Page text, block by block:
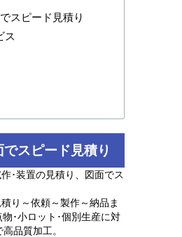
スピード見積り
ス
スピード見積り
･装置の見積り、図面でス
り～依頼～製作～納品ま
･小ロット･個別生産に対
品質加工。